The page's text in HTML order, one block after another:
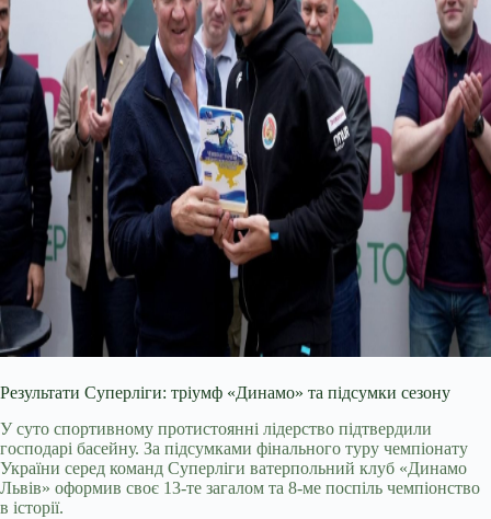
Результати Суперліги: тріумф «Динамо» та підсумки сезону
У суто спортивному протистоянні лідерство підтвердили
господарі басейну. За підсумками фінального туру чемпіонату
України серед команд Суперліги ватерпольний клуб «Динамо
Львів» оформив своє 13-те загалом та 8-ме поспіль чемпіонство
в історії.